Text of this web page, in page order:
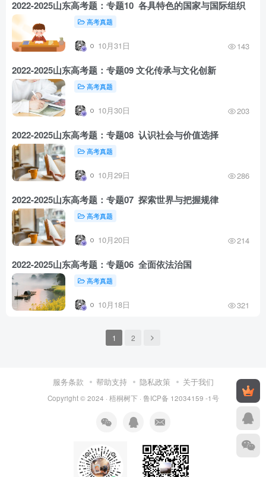
2022-2025山东高考题：专题10 各具特色的国家与国际组织
高考真题
10月31日 143
2022-2025山东高考题：专题09 文化传承与文化创新
高考真题
10月30日 203
2022-2025山东高考题：专题08 认识社会与价值选择
高考真题
10月29日 286
2022-2025山东高考题：专题07 探索世界与把握规律
高考真题
10月20日 214
2022-2025山东高考题：专题06 全面依法治国
高考真题
10月18日 321
1 2
服务条款 帮助支持 隐私政策 关于我们
Copyright © 2024 · 梧桐树下· 鲁ICP备 12034159 -1号